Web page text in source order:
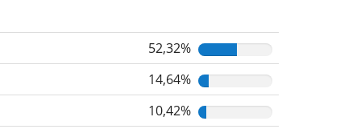
52,32%
14,64%
10,42%